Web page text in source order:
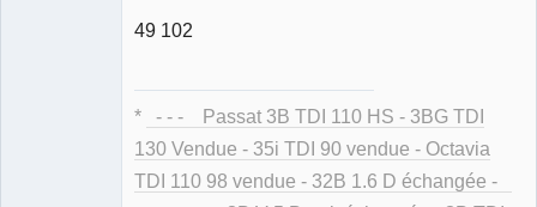
49 102
*
- - - Passat 3B TDI 110 HS - 3BG TDI
130 Vendue - 35i TDI 90 vendue - Octavia
TDI 110 98 vendue - 32B 1.6 D échangée -